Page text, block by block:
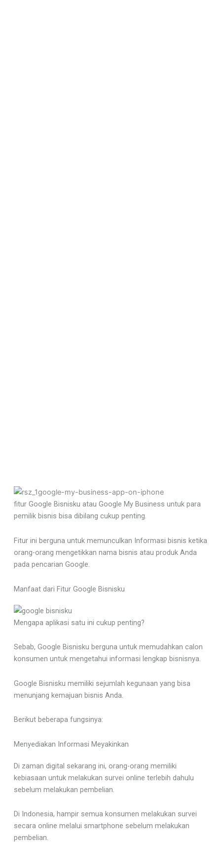
fitur Google Bisnisku atau Google My Business untuk para
pemilik bisnis bisa dibilang cukup penting.
Fitur ini berguna untuk memunculkan Informasi bisnis ketika
orang-orang mengetikkan nama bisnis atau produk Anda
pada pencarian Google.
Manfaat dari Fitur Google Bisnisku
Mengapa aplikasi satu ini cukup penting?
Sebab, Google Bisnisku berguna untuk memudahkan calon
konsumen untuk mengetahui informasi lengkap bisnisnya.
Google Bisnisku memiliki sejumlah kegunaan yang bisa
menunjang kemajuan bisnis Anda.
Berikut beberapa fungsinya:
Menyediakan Informasi Meyakinkan
Di zaman digital sekarang ini, orang-orang memiliki
kebiasaan untuk melakukan survei online terlebih dahulu
sebelum melakukan pembelian.
Di Indonesia, hampir semua konsumen melakukan survei
secara online melalui smartphone sebelum melakukan
pembelian.